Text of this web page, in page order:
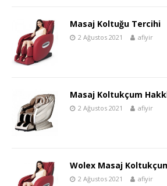
Masaj Koltuğu Tercihi
2 Ağustos 2021 afiyir
Masaj Koltukçum
2 Ağustos 2021 afiyir
Wolex Masaj
2 Ağustos 2021 afiyir